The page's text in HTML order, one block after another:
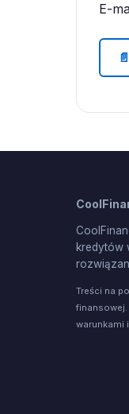
E-
kredytów
Treści na
warunkami i